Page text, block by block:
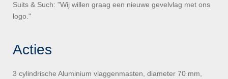
Suits & Such: "Wij willen graag een nieuwe gevelvlag met ons
logo."
Acties
3 cylindrische Aluminium vlaggenmasten, diameter 70 mm,